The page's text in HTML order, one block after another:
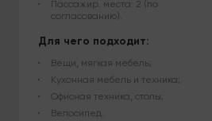
Пассажир. места: 2 (по
согласованию).
Для чего подходит:
Вещи, мягкая мебель;
Кухонная мебель и техника;
Офисная техника, столы;
Велосипед.